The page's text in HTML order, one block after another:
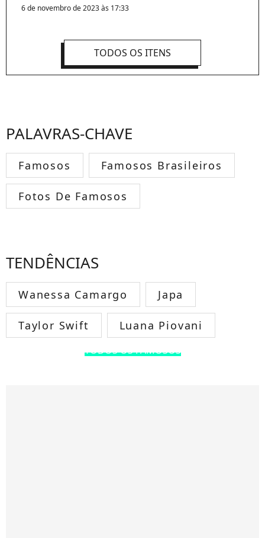
6 de novembro de 2023 às 17:33
TODOS OS ITENS
PALAVRAS-CHAVE
Famosos Famosos Brasileiros
Fotos De Famosos
TENDÊNCIAS
Wanessa Camargo Japa
Taylor Swift Luana Piovani
TODOS OS FAMOSOS